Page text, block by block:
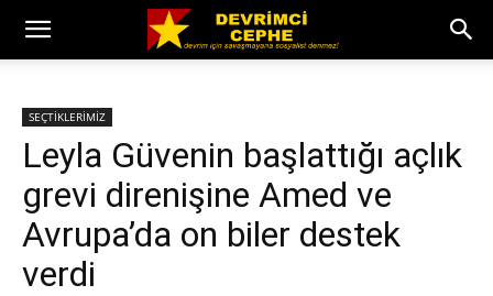
SEÇTİKLERİMİZ
Leyla Güvenin başlattığı açlık
grevi direnişine Amed ve
Avrupa’da on biler destek
verdi